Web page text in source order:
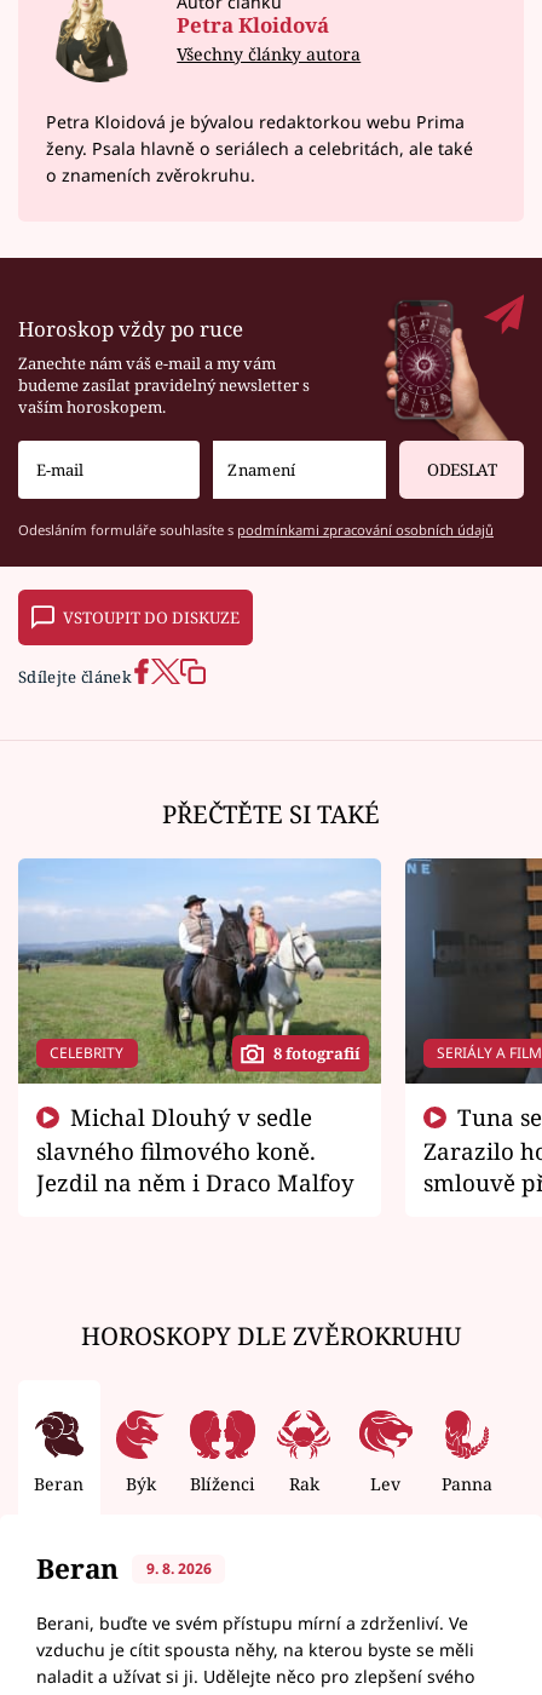
Petra Kloidová
Všechny články autora
Petra Kloidová je bývalou redaktorkou webu Prima
ženy. Psala hlavně o seriálech a celebritách, ale také
o znameních zvěrokruhu.
Horoskop vždy po ruce
Zanechte nám váš e-mail a my vám
budeme zasílat pravidelný newsletter s
vaším horoskopem.
ODESLAT
Odesláním formuláře souhlasíte s podmínkami zpracování osobních údajů
VSTOUPIT DO DISKUZE
Sdílejte článek
PŘEČTĚTE SI TAKÉ
CELEBRITY 8 fotografií
slavného filmového koně.
Jezdil na něm i Draco Malfoy
SERIÁLY A
Zarazilo
smlouvě
HOROSKOPY DLE ZVĚROKRUHU
Beran Býk Blíženci Rak Lev Panna
Beran 9. 8. 2026
Berani, buďte ve svém přístupu mírní a zdrženliví. Ve
vzduchu je cítit spousta něhy, na kterou byste se měli
naladit a užívat si ji. Udělejte něco pro zlepšení svého